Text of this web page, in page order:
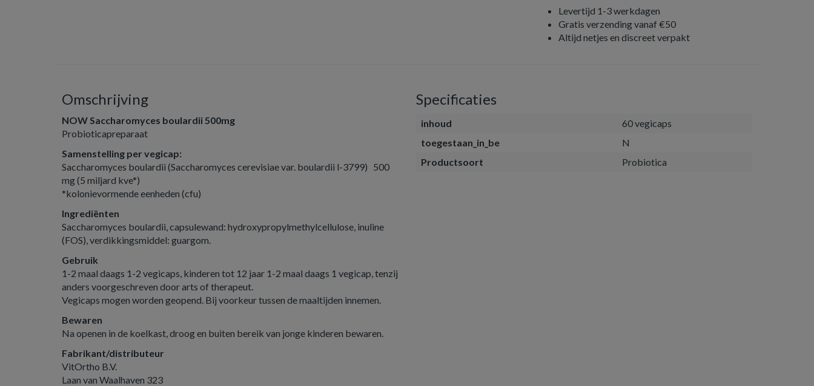
Levertijd 1-3 werkdagen
Gratis verzending vanaf €50
Altijd netjes en discreet verpakt
Omschrijving
NOW Saccharomyces boulardii 500mg
Probioticapreparaat
Samenstelling per vegicap:
Saccharomyces boulardii (Saccharomyces cerevisiae var. boulardii l-3799) 500
mg (5 miljard kve*)
*kolonievormende eenheden (cfu)
Ingrediënten
Saccharomyces boulardii, capsulewand: hydroxypropylmethylcellulose, inuline
(FOS), verdikkingsmiddel: guargom.
Gebruik
1-2 maal daags 1-2 vegicaps, kinderen tot 12 jaar 1-2 maal daags 1 vegicap, tenzij
anders voorgeschreven door arts of therapeut.
Vegicaps mogen worden geopend. Bij voorkeur tussen de maaltijden innemen.
Bewaren
Na openen in de koelkast, droog en buiten bereik van jonge kinderen bewaren.
Fabrikant/distributeur
VitOrtho B.V.
Laan van Waalhaven 323
Specificaties
inhoud
60 vegicaps
toegestaan_in_be
N
Productsoort
Probiotica